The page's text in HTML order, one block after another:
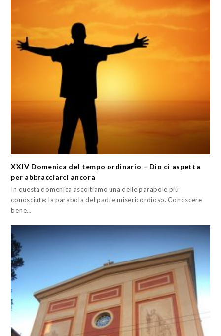
XXIV Domenica del tempo ordinario – Dio ci aspetta
per abbracciarci ancora
In questa domenica ascoltiamo una delle parabole più
conosciute: la parabola del padre misericordioso. Conoscere
bene…